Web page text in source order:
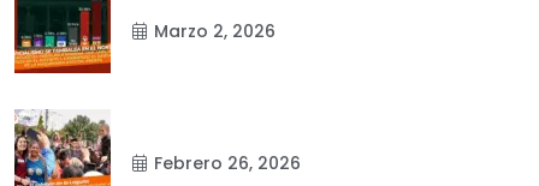
Marzo 2, 2026
Febrero 26, 2026